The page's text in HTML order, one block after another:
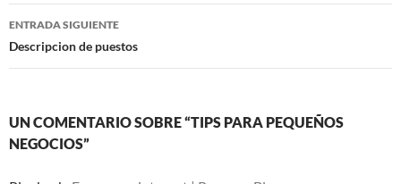
entradas
ENTRADA SIGUIENTE
Descripcion de puestos
UN COMENTARIO SOBRE “TIPS PARA PEQUEÑOS
NEGOCIOS”